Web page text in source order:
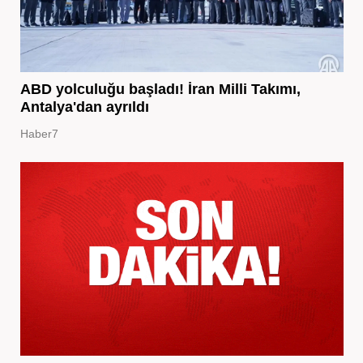
ABD yolculuğu başladı! İran Milli Takımı,
Antalya'dan ayrıldı
Haber7